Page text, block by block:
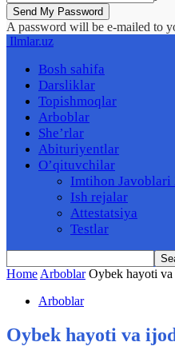
A password will be e-mailed to
Ilmlar.uz
Bosh sahifa
Darsliklar
Topishmoqlar
Arboblar
She’rlar
Abituriyentlar
O’qituvchilar
Imtihon Javoblari
Ish rejalar
Attestatsiya
Testlar
Home Arboblar Oybek hayoti
Arboblar
Oybek hayoti va